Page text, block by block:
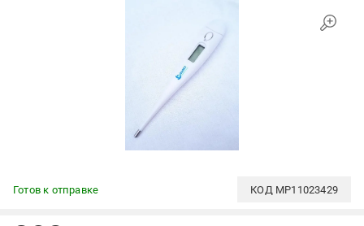
Готов к отправке КОД MP11023429